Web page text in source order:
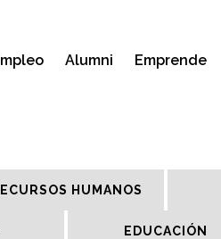
Alumni Emprende
HUMANOS
EDUCACIÓN